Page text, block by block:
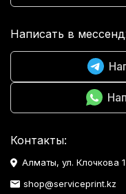
Написать в
Контакты:
Алматы, ул. Клочкова
shop@serviceprint.kz